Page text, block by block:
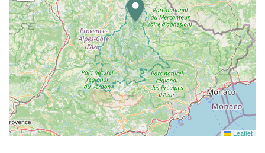
Leaflet